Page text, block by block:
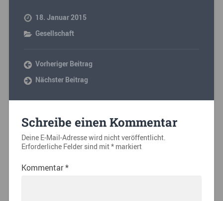
18. Januar 2015
Gesellschaft
Vorheriger Beitrag
Nächster Beitrag
Schreibe einen Kommentar
Deine E-Mail-Adresse wird nicht veröffentlicht.
Erforderliche Felder sind mit*markiert
Kommentar*